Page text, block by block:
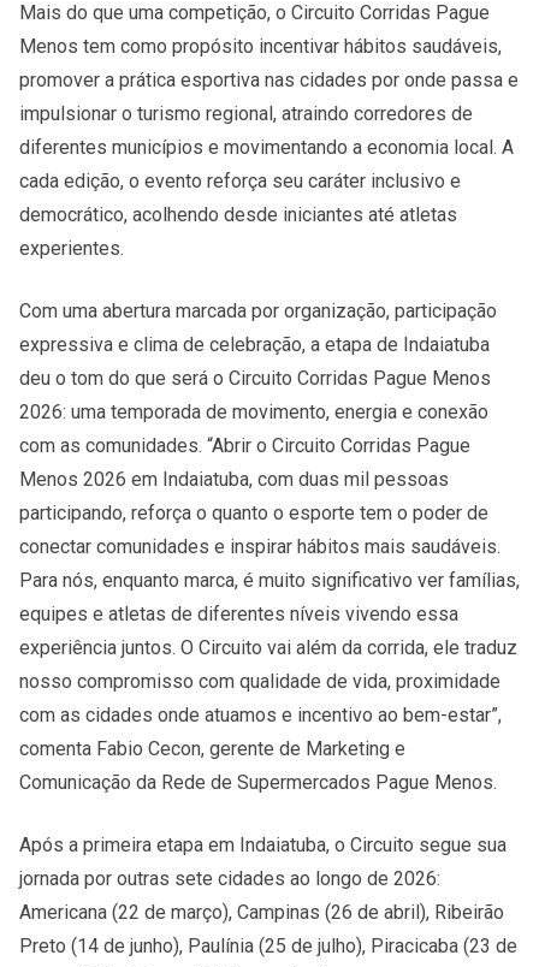
Mais do que uma competição, o Circuito Corridas Pague
Menos tem como propósito incentivar hábitos saudáveis,
promover a prática esportiva nas cidades por onde passa e
impulsionar o turismo regional, atraindo corredores de
diferentes municípios e movimentando a economia local. A
cada edição, o evento reforça seu caráter inclusivo e
democrático, acolhendo desde iniciantes até atletas
experientes.
Com uma abertura marcada por organização, participação
expressiva e clima de celebração, a etapa de Indaiatuba
deu o tom do que será o Circuito Corridas Pague Menos
2026: uma temporada de movimento, energia e conexão
com as comunidades. “Abrir o Circuito Corridas Pague
Menos 2026 em Indaiatuba, com duas mil pessoas
participando, reforça o quanto o esporte tem o poder de
conectar comunidades e inspirar hábitos mais saudáveis.
Para nós, enquanto marca, é muito significativo ver famílias,
equipes e atletas de diferentes níveis vivendo essa
experiência juntos. O Circuito vai além da corrida, ele traduz
nosso compromisso com qualidade de vida, proximidade
com as cidades onde atuamos e incentivo ao bem-estar”,
comenta Fabio Cecon, gerente de Marketing e
Comunicação da Rede de Supermercados Pague Menos.
Após a primeira etapa em Indaiatuba, o Circuito segue sua
jornada por outras sete cidades ao longo de 2026:
Americana (22 de março), Campinas (26 de abril), Ribeirão
Preto (14 de junho), Paulínia (25 de julho), Piracicaba (23 de